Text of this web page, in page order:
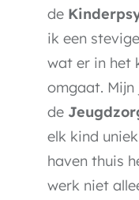
de
ik een
wat er in het
omgaat. Mijn
de
elk kind
haven thuis
werk niet